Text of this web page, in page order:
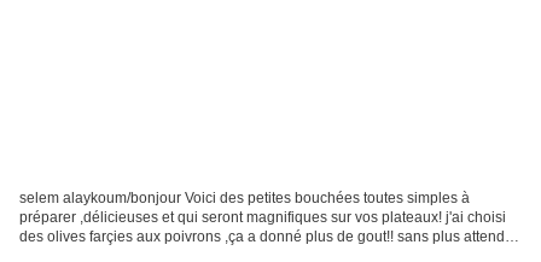
selem alaykoum/bonjour Voici des petites bouchées toutes simples à
préparer ,délicieuses et qui seront magnifiques sur vos plateaux! j'ai choisi
des olives farçies aux poivrons ,ça a donné plus de gout!! sans plus attendre